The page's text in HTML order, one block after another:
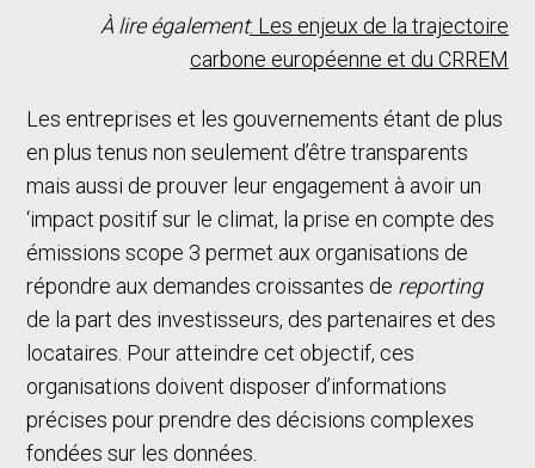
À lire également: Les enjeux de la trajectoire
carbone européenne et du CRREM
Les entreprises et les gouvernements étant de plus
en plus tenus non seulement d’être transparents
mais aussi de prouver leur engagement à avoir un
‘impact positif sur le climat, la prise en compte des
émissions scope 3 permet aux organisations de
répondre aux demandes croissantes de reporting
de la part des investisseurs, des partenaires et des
locataires. Pour atteindre cet objectif, ces
organisations doivent disposer d’informations
précises pour prendre des décisions complexes
fondées sur les données.